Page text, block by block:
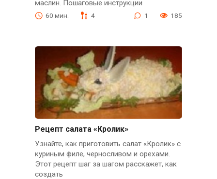
маслин. Пошаговые инструкции
60 мин. 4 1 185
Рецепт салата «Кролик»
Узнайте, как приготовить салат «Кролик» с
куриным филе, черносливом и орехами.
Этот рецепт шаг за шагом расскажет, как
создать